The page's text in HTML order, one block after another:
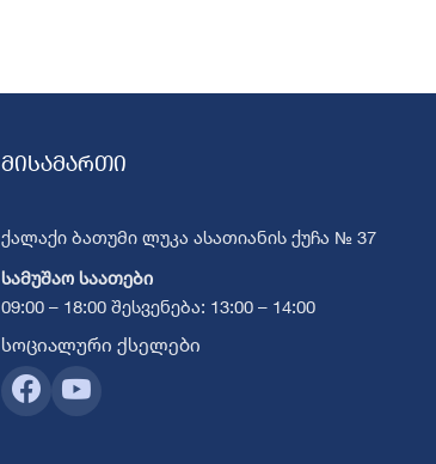
მისამართი
ქალაქი ბათუმი ლუკა ასათიანის ქუჩა № 37
სამუშაო საათები
09:00 – 18:00 შესვენება: 13:00 – 14:00
სოციალური ქსელები